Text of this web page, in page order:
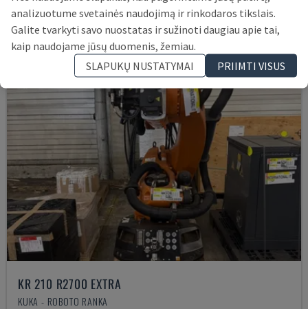
KR 210 R2700 EXTRA
KUKA - ROBOTO RANKA
analizuotume svetainės naudojimą ir rinkodaros tikslais.
Galite tvarkyti savo nuostatas ir sužinoti daugiau apie tai,
kaip naudojame jūsų duomenis, žemiau.
SLAPUKŲ NUSTATYMAI
PRIIMTI VISUS